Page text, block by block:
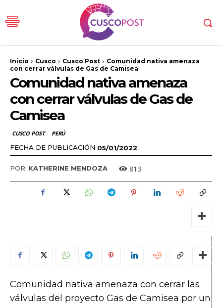
Inicio Cusco Cusco Post
Comunidad nativa amenaza
con cerrar válvulas de Gas de Camisea
Comunidad nativa amenaza
con cerrar válvulas de Gas de
Camisea
CUSCO POST PERÚ
FECHA DE PUBLICACIÓN 05/01/2022
POR: KATHERINE MENDOZA 813
Comunidad nativa amenaza con cerrar las
válvulas del proyecto Gas de Camisea por un